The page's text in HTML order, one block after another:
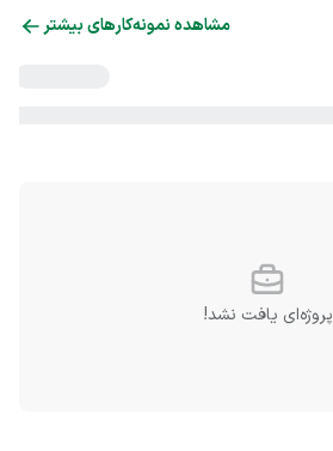
مشاهده نمونه‌کارهای بیشتر
پروژه‌ای یافت نشد!